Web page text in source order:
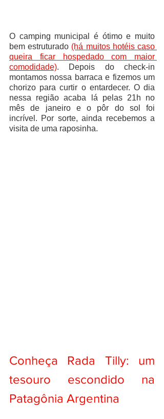
O camping municipal é ótimo e muito
bem estruturado (há muitos hotéis caso
queira ficar hospedado com maior
comodidade). Depois do check-in
montamos nossa barraca e fizemos um
chorizo para curtir o entardecer. O dia
nessa região acaba lá pelas 21h no
mês de janeiro e o pôr do sol foi
incrível. Por sorte, ainda recebemos a
visita de uma raposinha.
Conheça Rada Tilly: um
tesouro escondido na
Patagônia Argentina